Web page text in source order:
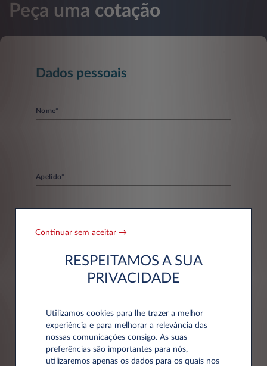
Peça uma cotação
Dados pessoais
Nome*
Apelido*
Telefone*
Continuar sem aceitar →
RESPEITAMOS A SUA
PRIVACIDADE
Utilizamos cookies para lhe trazer a melhor
experiência e para melhorar a relevância das
nossas comunicações consigo. As suas
preferências são importantes para nós,
utilizaremos apenas os dados para os quais nos